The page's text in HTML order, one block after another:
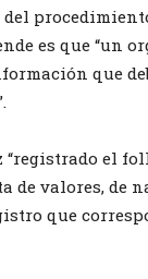
es que “un
que
“registrado el
de valores, de
que